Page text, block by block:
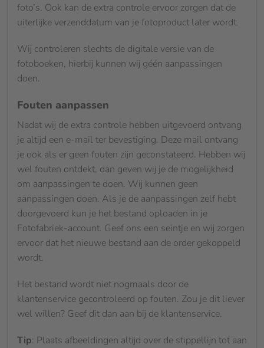
foto’s. Ook kan de extra controle ervoor zorgen dat de
uiterlijke verzenddatum van je fotoproduct later wordt.
Wij controleren slechts de digitale versie van de
fotoboeken, hierbij kunnen wij géén aanpassingen
doen.
Fouten aanpassen
Nadat wij de extra controle hebben uitgevoerd ontvang
je altijd een e-mail ter bevestiging. Deze mail ontvang
je ook als er geen fouten zijn geconstateerd. Hebben wij
wel fouten ontdekt, dan geven wij je de mogelijkheid
om aanpassingen te doen. Wij kunnen geen
aanpassingen doen. Als je de aanpassingen zelf hebt
doorgevoerd kun je het bestand oploaden in je
Fotofabriek-account. Geef ons een seintje en wij zorgen
ervoor dat het nieuwe bestand aan de order gekoppeld
wordt.
Het bestand wordt niet nogmaals door de
klantenservice gecontroleerd op fouten. Zou je dit liever
wel willen? Geef dit dan aan bij de klantenservice.
Tip: Plaats afbeeldingen altijd over de stippellijn tot aan